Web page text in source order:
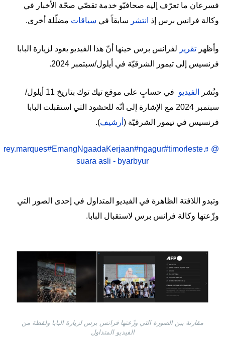
فسرعان ما تعرّف إليه صحافيّو خدمة تقصّي صحّة الأخبار في
وكالة فرانس برس إذ انتشر سابقاً في سياقات مضلّلة أخرى.
وأظهر تقرير لفرانس برس حينها أنّ هذا الفيديو يعود لزيارة البابا
فرنسيس إلى تيمور الشرقيّة في أيلول/سبتمبر 2024.
ونُشر الفيديو
في حسابٍ على موقع تيك توك بتاريخ 11 أيلول/
سبتمبر 2024 مع الإشارة إلى أنّه للحشود التي استقبلت البابا
فرنسيس في تيمور الشرقيّة ( أرشيف).
@rey.marques
#EmangNgaadaKerjaan#ngagur#timorleste♬
suara asli - byarbyur
وتبدو اللافتة الظاهرة في الفيديو المتداول في إحدى الصور التي
وزّعتها وكالة فرانس برس لاستقبال البابا.
Image
مقارنة بين الصورة التي وزّعتها فرانس برس لزيارة البابا ولقطة من
الفيديو المتداول